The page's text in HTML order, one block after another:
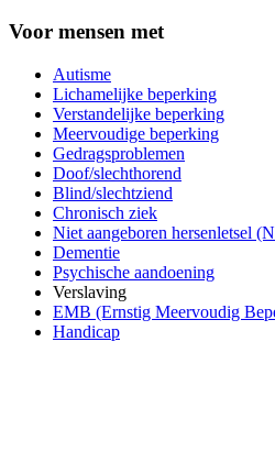
Voor mensen met
Autisme
Lichamelijke beperking
Verstandelijke beperking
Meervoudige beperking
Gedragsproblemen
Doof/slechthorend
Blind/slechtziend
Chronisch ziek
Niet aangeboren hersenletsel
Dementie
Psychische aandoening
Verslaving
EMB (Ernstig Meervoudig
Handicap